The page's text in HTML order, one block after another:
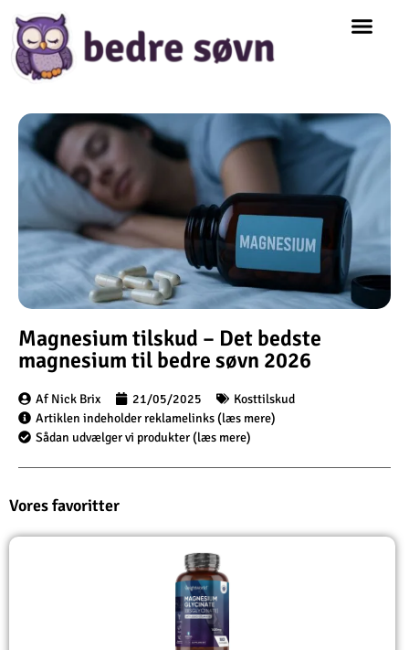
Magnesium tilskud – Det bedste
magnesium til bedre søvn 2026
Af Nick Brix 21/05/2025
Kosttilskud
Artiklen indeholder reklamelinks (læs mere)
Sådan udvælger vi produkter (læs mere)
Vores favoritter